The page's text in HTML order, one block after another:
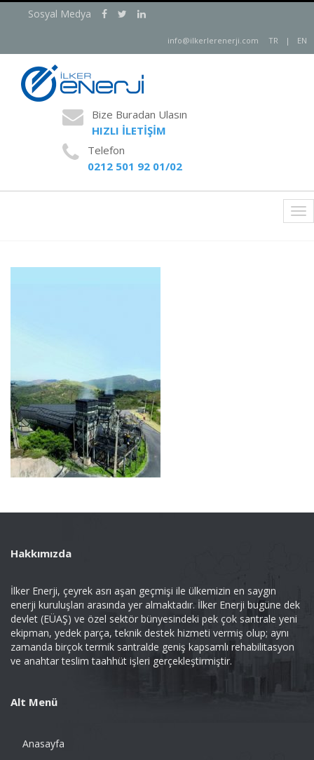
Sosyal Medya
info@ilkerlerenerji.com TR | EN
Bize Buradan Ulasın
HIZLI İLETİŞİM
Telefon
0212 501 92 01/02
Hakkımızda
İlker Enerji, çeyrek asrı aşan geçmişi ile ülkemizin en saygın
enerji kuruluşları arasında yer almaktadır. İlker Enerji bugüne dek
devlet (EÜAŞ) ve özel sektör bünyesindeki pek çok santrale yeni
ekipman, yedek parça, teknik destek hizmeti vermiş olup; aynı
zamanda birçok termik santralde geniş kapsamlı rehabilitasyon
ve anahtar teslim taahhüt işleri gerçekleştirmiştir.
Alt Menü
Anasayfa